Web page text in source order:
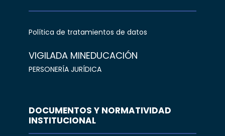
Política de tratamientos de datos
VIGILADA MINEDUCACIÓN
PERSONERÍA JURÍDICA
DOCUMENTOS Y NORMATIVIDAD
INSTITUCIONAL